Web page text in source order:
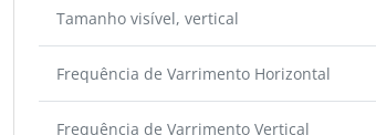
Tamanho visível, vertical
Frequência de Varrimento Horizontal
Frequência de Varrimento Vertical